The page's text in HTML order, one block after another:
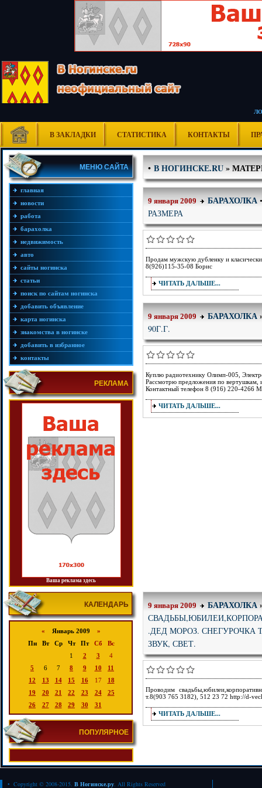
В ЗАКЛАДКИ СТАТИСТИКА КОНТАКТЫ
МЕНЮ САЙТА
главная
новости
работа
барахолка
недвижимость
авто
сайты ногинска
статьи
поиск по сайтам ногинска
добавить объявление
карта ногинска
знакомства в ногинске
добавить в избранное
контакты
РЕКЛАМА
Ваша реклама здесь
КАЛЕНДАРЬ
« Январь 2009 »
Пн
Вт Ср Чт Пт Сб
Вс
1
2 3
4
5
6 7 8 9 10
11
12
13 14 15 16 17
18
19
20 21 22 23 24
25
26
27 28 29 30 31
ПОПУЛЯРНОЕ
•В НОГИНСКЕ.RU»
9 января 2009 БАРАХОЛКА •
РАЗМЕРА
Продам мужскую дубленку и
8(926)115-35-08 Борис
ЧИТАТЬ ДАЛЬШЕ...
9 января 2009 БАРАХОЛКА
90Г.Г.
Куплю радиотехнику Олимп-005,
Рассмотрю предложения по вертушкам,
Контактный телефон 8 (916) 220-4266
ЧИТАТЬ ДАЛЬШЕ...
9 января 2009 БАРАХОЛКА
.ДЕД МОРОЗ.
ЗВУК, СВЕТ.
Проводим
т.8(903 765 3182), 512 23 72 http://d-
ЧИТАТЬ ДАЛЬШЕ...
• Copyright © 2008-2015. В Ногинске.ру. All Rights Reserved